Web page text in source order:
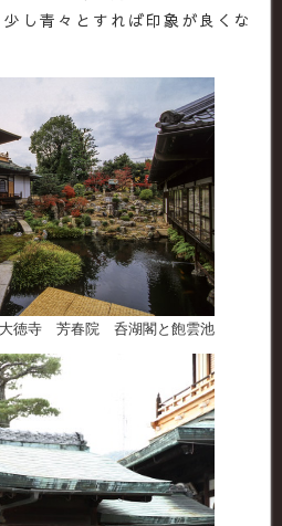
し青々とすれば印象が良くな
大徳寺 芳春院 呑湖閣と飽雲池